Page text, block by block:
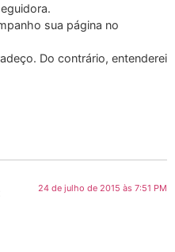
sua página no
Do contrário, entenderei
24 de julho de 2015 às 7:51 PM